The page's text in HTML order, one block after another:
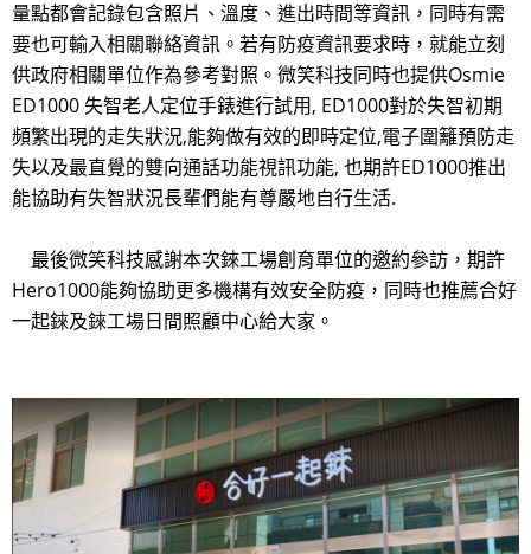
量點都會記錄包含照片、溫度、進出時間等資訊，同時有需
要也可輸入相關聯絡資訊。若有防疫資訊要求時，就能立刻
供政府相關單位作為參考對照。微笑科技同時也提供Osmie
ED1000 失智老人定位手錶進行試用, ED1000對於失智初期
頻繁出現的走失狀況,能夠做有效的即時定位,電子圍籬預防走
失以及最直覺的雙向通話功能視訊功能, 也期許ED1000推出
能協助有失智狀況長輩們能有尊嚴地自行生活.
最後微笑科技感謝本次錸工場創育單位的邀約參訪，期許
Hero1000能夠協助更多機構有效安全防疫，同時也推薦合好
一起錸及錸工場日間照顧中心給大家。